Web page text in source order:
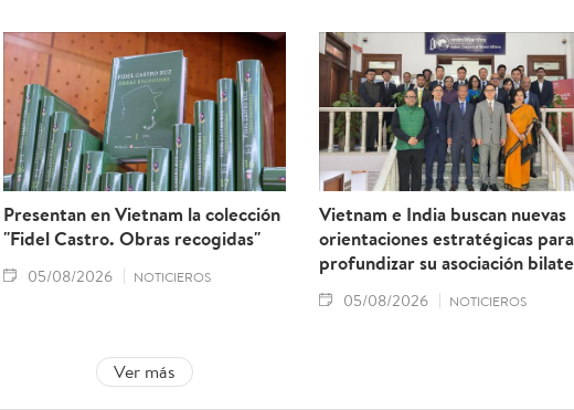
Presentan en Vietnam la colección
"Fidel Castro. Obras recogidas"
05/08/2026 NOTICIEROS
Vietnam e India buscan nuevas
orientaciones estratégicas para
profundizar su asociación
05/08/2026 NOTICIEROS
Ver más